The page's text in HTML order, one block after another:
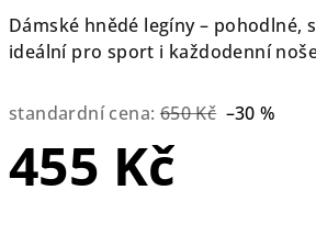
Dámské hnědé legíny – pohodlné,
ideální pro sport i každodenní
standardní cena: 650 Kč –30 %
455 Kč